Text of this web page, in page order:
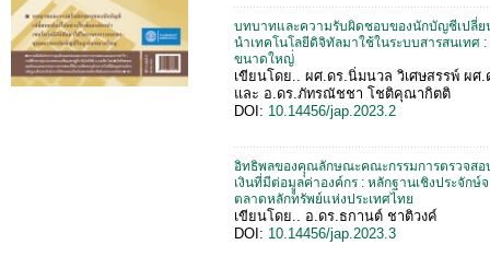
บทบาทและความรับผิดชอบของนักบัญชีเปลี่ย
นำเทคโนโลยีดิจิทัลมาใช้ในระบบสารสนเทศ
ขนาดใหญ่่
เขียนโดย.. ผศ.ดร.นิ่มนวล วิเศษสรรพ์ ผศ
และ อ.ดร.ภัทรณัชชา โชติคุณากิตติ
DOI: 10.14456/jap.2023.2
อิทธิพลของคุุณลักษณะคณะกรรมการตรวจส
เงินที่มีต่อมููลค่าองค์กร : หลักฐานเชิงประจักษ์
ตลาดหลักทรัพย์แห่งประเทศไทย
เขียนโดย.. อ.ดร.ธกานต์ ชาติวงค์
DOI: 10.14456/jap.2023.3